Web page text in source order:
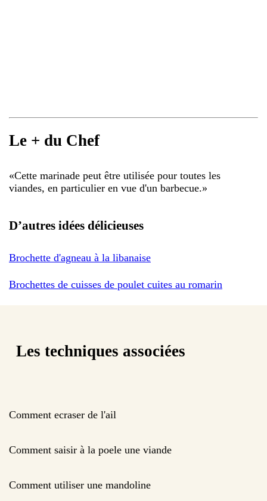
Le + du Chef
«Cette marinade peut être utilisée pour toutes les
viandes, en particulier en vue d'un barbecue.»
D’autres idées délicieuses
Brochette d'agneau à la libanaise
Brochettes de cuisses de poulet cuites au romarin
Les techniques associées
Comment ecraser de l'ail
Comment saisir à la poele une viande
Comment utiliser une mandoline